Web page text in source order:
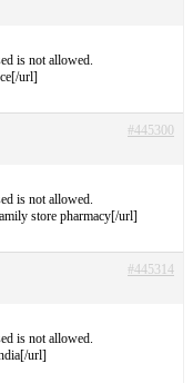
is not allowed.
url]
#445300
is not allowed.
store pharmacy[/url]
#445314
is not allowed.
url]